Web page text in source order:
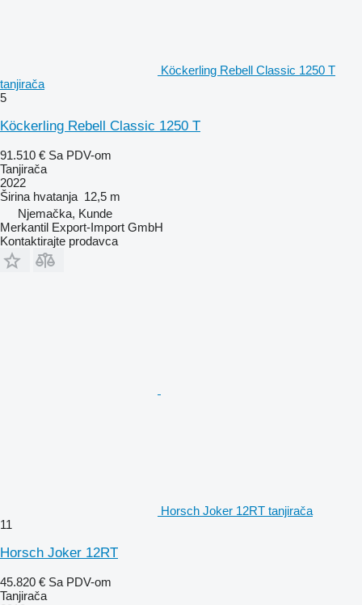
Köckerling Rebell Classic 1250 T
tanjirača
5
Köckerling Rebell Classic 1250 T
91.510 € Sa PDV-om
Tanjirača
2022
Širina hvatanja 12,5 m
Njemačka, Kunde
Merkantil Export-Import GmbH
Kontaktirajte prodavca
Horsch Joker 12RT tanjirača
11
Horsch Joker 12RT
45.820 € Sa PDV-om
Tanjirača